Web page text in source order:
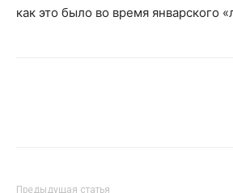
как это было во время январского
Предыдущая статья